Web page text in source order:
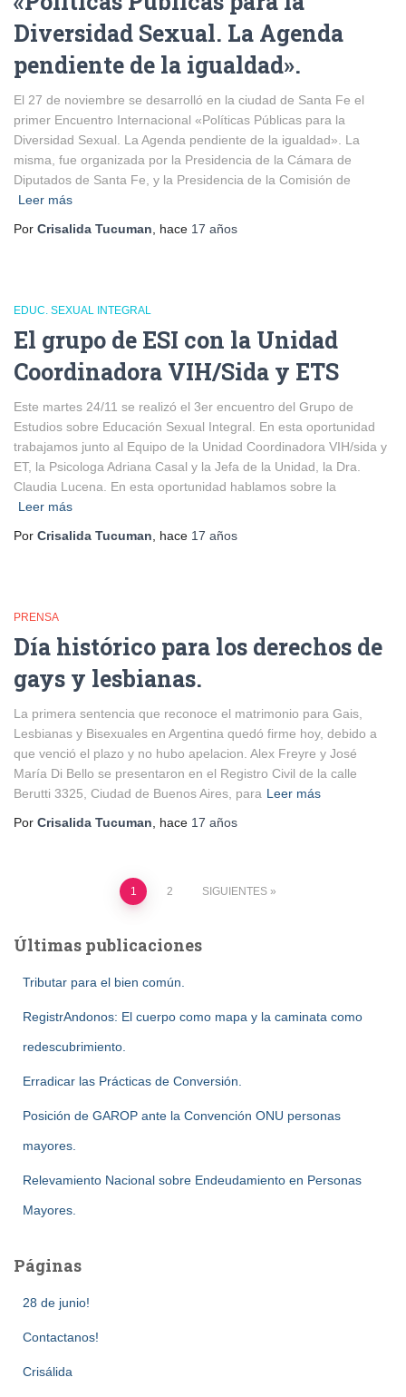
Diversidad Sexual. La Agenda
pendiente de la igualdad».
El 27 de noviembre se desarrolló en la ciudad de Santa Fe el
primer Encuentro Internacional «Políticas Públicas para la
Diversidad Sexual. La Agenda pendiente de la igualdad». La
misma, fue organizada por la Presidencia de la Cámara de
Diputados de Santa Fe, y la Presidencia de la Comisión de
Leer más
Por Crisalida Tucuman , hace 17 años
EDUC. SEXUAL INTEGRAL
El grupo de ESI con la Unidad
Coordinadora VIH/Sida y ETS
Este martes 24/11 se realizó el 3er encuentro del Grupo de
Estudios sobre Educación Sexual Integral. En esta oportunidad
trabajamos junto al Equipo de la Unidad Coordinadora VIH/sida y
ET, la Psicologa Adriana Casal y la Jefa de la Unidad, la Dra.
Claudia Lucena. En esta oportunidad hablamos sobre la
Leer más
Por Crisalida Tucuman , hace 17 años
PRENSA
Día histórico para los derechos de
gays y lesbianas.
La primera sentencia que reconoce el matrimonio para Gais,
Lesbianas y Bisexuales en Argentina quedó firme hoy, debido a
que venció el plazo y no hubo apelacion. Alex Freyre y José
María Di Bello se presentaron en el Registro Civil de la calle
Berutti 3325, Ciudad de Buenos Aires, para Leer más
Por Crisalida Tucuman , hace 17 años
Paginación
de
entradas
1 2 SIGUIENTES
Últimas publicaciones
Tributar para el bien común.
RegistrAndonos: El cuerpo como mapa y la caminata como
redescubrimiento.
Erradicar las Prácticas de Conversión.
Posición de GAROP ante la Convención ONU personas
mayores.
Relevamiento Nacional sobre Endeudamiento en Personas
Mayores.
Páginas
28 de junio!
Contactanos!
Crisálida